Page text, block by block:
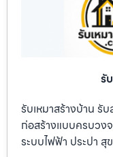
รั
รับเหมาสร้างบ้าน รั
ก่อสร้างแบบครบวง
ระบบไฟฟ้า ประปา